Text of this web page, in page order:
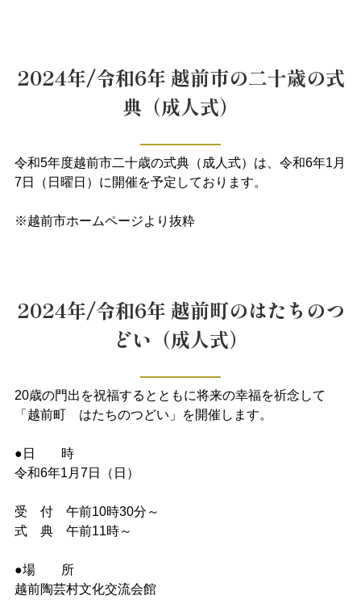
2024年/令和6年 越前市の二十歳の式
典（成人式）
令和5年度越前市二十歳の式典（成人式）は、令和6年1月
7日（日曜日）に開催を予定しております。
※越前市ホームページより抜粋
2024年/令和6年 越前町のはたちのつ
どい（成人式）
20歳の門出を祝福するとともに将来の幸福を祈念して
「越前町 はたちのつどい」を開催します。
●日 時
令和6年1月7日（日）
受 付 午前10時30分～
式 典 午前11時～
●場 所
越前陶芸村文化交流会館